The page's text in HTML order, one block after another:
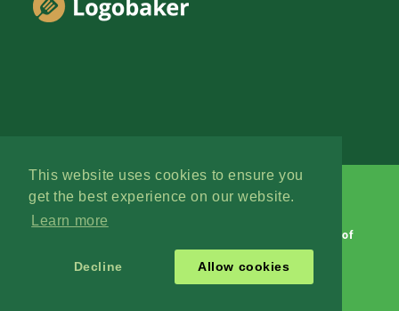
This website uses cookies to ensure you
get the best experience on our website.
Learn more
Decline Allow cookies
Terms of